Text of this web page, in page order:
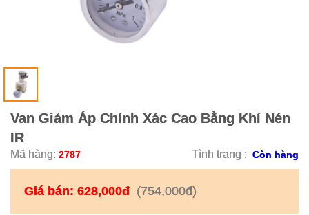
Van Giảm Áp Chính Xác Cao Bằng Khí Nén
IR
Tình trạng : Còn hàng
Mã hàng: 2787
Giá bán: 628,000đ (754,000đ)